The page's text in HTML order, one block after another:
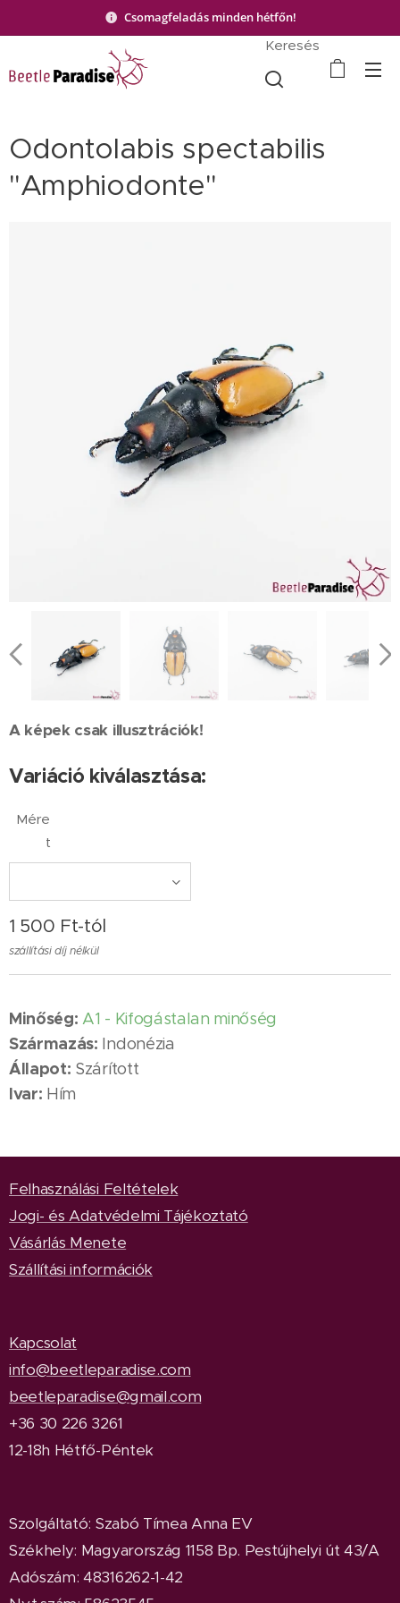
Csomagfeladás minden hétfőn!
Keresés
Odontolabis spectabilis
"Amphiodonte"
A képek csak illusztrációk!
Variáció kiválasztása:
Mére
t
1 500 Ft-tól
szállítási díj nélkül
Minőség: A1 - Kifogástalan minőség
Származás: Indonézia
Állapot: Szárított
Ivar: Hím
Felhasználási Feltételek
Jogi- és Adatvédelmi Tájékoztató
Vásárlás Menete
Szállítási információk
Kapcsolat
info@beetleparadise.com
beetleparadise@gmail.com
+36 30 226 3261
12-18h Hétfő-Péntek
Szolgáltató: Szabó Tímea Anna EV
Székhely: Magyarország 1158 Bp. Pestújhelyi út 43/A
Adószám: 48316262-1-42